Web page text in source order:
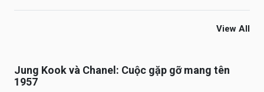
View All
Jung Kook và Chanel: Cuộc gặp gỡ mang tên
1957